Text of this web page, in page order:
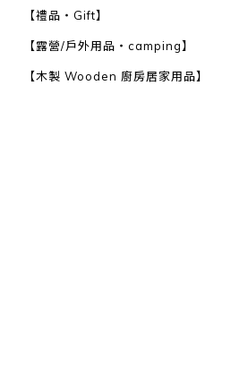
【禮品・Gift】
【露營/戶外用品・camping】
【木製 Wooden 廚房居家用品】